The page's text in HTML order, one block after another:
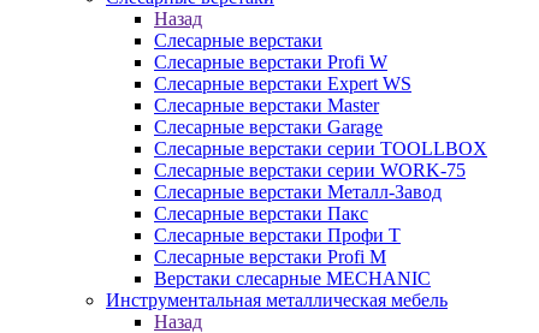
Назад
Слесарные верстаки
Слесарные верстаки Profi W
Слесарные верстаки Expert WS
Слесарные верстаки Master
Слесарные верстаки Garage
Слесарные верстаки серии TOOLLBOX
Слесарные верстаки серии WORK-75
Слесарные верстаки Металл-Завод
Слесарные верстаки Пакс
Слесарные верстаки Профи Т
Слесарные верстаки Profi M
Верстаки слесарные MECHANIC
Инструментальная металлическая мебель
Назад